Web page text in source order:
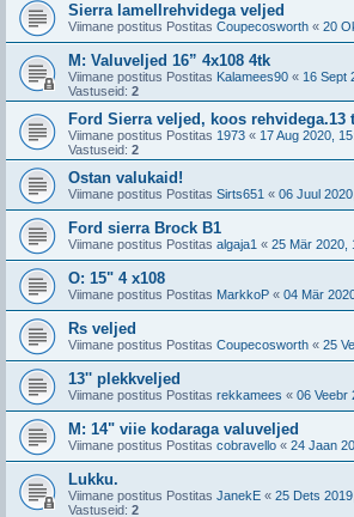
Sierra lamellrehvidega veljed
Viimane postitus Postitas Coupecosworth « 20
M: Valuveljed 16” 4x108 4tk
Viimane postitus Postitas Kalamees90 « 16 Sept
Vastuseid: 2
Ford Sierra veljed, koos rehvidega.13
Viimane postitus Postitas 1973 « 17 Aug 2020,
Vastuseid: 2
Ostan valukaid!
Viimane postitus Postitas Sirts651 « 06 Juul
Ford sierra Brock B1
Viimane postitus Postitas algaja1 « 25 Mär 2020,
O: 15" 4 x108
Viimane postitus Postitas MarkkoP « 04 Mär
Rs veljed
Viimane postitus Postitas Coupecosworth « 25
13'' plekkveljed
Viimane postitus Postitas rekkamees « 06 Veebr
M: 14" viie kodaraga valuveljed
Viimane postitus Postitas cobravello « 24 Jaan
Lukku.
Viimane postitus Postitas JanekE « 25 Dets
Vastuseid: 2